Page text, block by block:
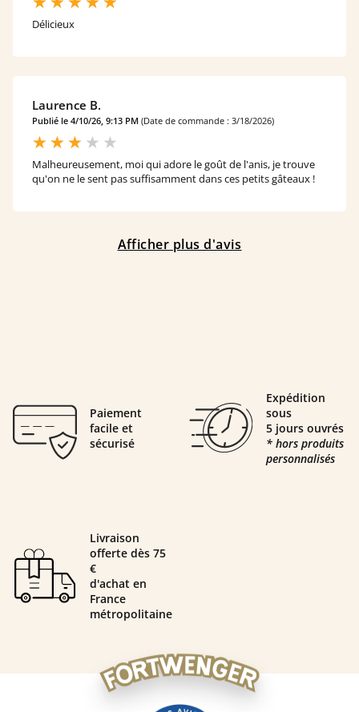
Délicieux
Laurence B.
Publié le 4/10/26, 9:13 PM (Date de commande : 3/18/2026)
Malheureusement, moi qui adore le goût de l'anis, je trouve
qu'on ne le sent pas suffisamment dans ces petits gâteaux !
Afficher plus d'avis
Paiement
facile et
sécurisé
Expédition
sous
5 jours ouvrés
* hors produits
personnalisés
Livraison
offerte dès 75
€
d'achat en
France
métropolitaine